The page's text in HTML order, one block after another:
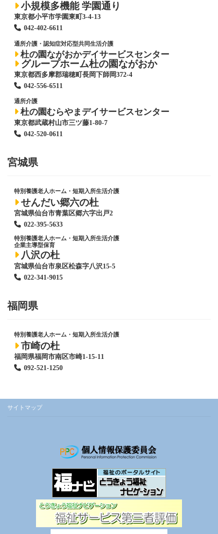
小規模多機能 学園通り
東京都小平市学園東町3-4-13
042-402-6611
通所介護・認知症対応型共同生活介護
杜の園ながおかデイサービスセンター
グループホーム杜の園ながおか
東京都西多摩郡瑞穂町長岡下師岡372-4
042-556-6511
通所介護
杜の園むらやまデイサービスセンター
東京都武蔵村山市三ツ藤1-80-7
042-520-0611
宮城県
特別養護老人ホーム ・短期入所生活介護
せんだい郷六の杜
宮城県仙台市青葉区郷六字出戸2
022-395-5633
特別養護老人ホーム ・短期入所生活介護
企業主導型保育
八沢の杜
宮城県仙台市泉区松森字八沢15-5
022-341-9015
福岡県
特別養護老人ホーム ・短期入所生活介護
市崎の杜
福岡県福岡市南区市崎1-15-11
092-521-1250
サイトマップ